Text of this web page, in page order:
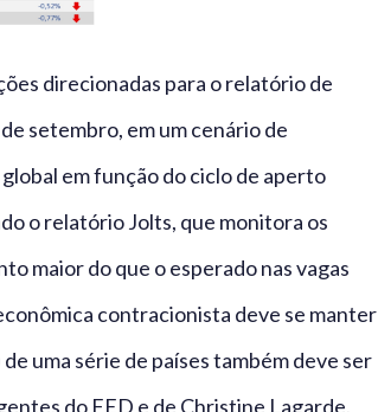
direcionadas para o relatório de
setembro, em um cenário de
em função do ciclo de aperto
o relatório Jolts, que monitora os
maior do que o esperado nas vagas
contracionista deve se manter
uma série de países também deve ser
do FED e de Christine Lagarde,